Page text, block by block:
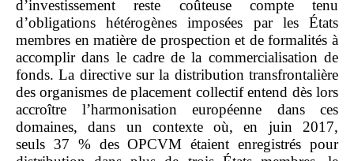
d’investissement reste coûteuse compte tenu
d’obligations hétérogènes imposées par les États
membres en matière de prospection et de formalités à
accomplir dans le cadre de la commercialisation de
fonds. La directive sur la distribution transfrontalière
des organismes de placement collectif entend dès lors
accroître l’harmonisation européenne dans ces
domaines, dans un contexte où, en juin 2017,
seuls 37 % des OPCVM étaient enregistrés pour